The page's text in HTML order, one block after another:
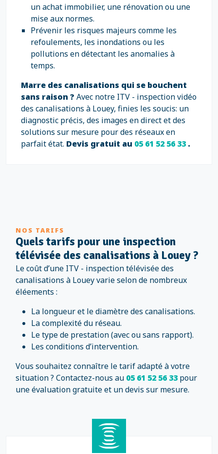
un achat immobilier, une rénovation ou une
mise aux normes.
Prévenir les risques majeurs comme les
refoulements, les inondations ou les
pollutions en détectant les anomalies à
temps.
Marre des canalisations qui se bouchent
sans raison ? Avec notre ITV - inspection vidéo
des canalisations à Louey, finies les soucis: un
diagnostic précis, des images en direct et des
solutions sur mesure pour des réseaux en
parfait état. Devis gratuit au 05 61 52 56 33 .
NOS TARIFS
Quels tarifs pour une inspection
télévisée des canalisations à Louey ?
Le coût d’une ITV - inspection télévisée des
canalisations à Louey varie selon de nombreux
éléements :
La longueur et le diamètre des canalisations.
La complexité du réseau.
Le type de prestation (avec ou sans rapport).
Les conditions d’intervention.
Vous souhaitez connaître le tarif adapté à votre
situation ? Contactez-nous au 05 61 52 56 33 pour
une évaluation gratuite et un devis sur mesure.